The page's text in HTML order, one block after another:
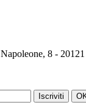
8 -
Iscriviti